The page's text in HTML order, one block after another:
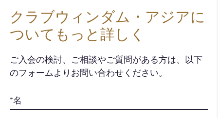
クラブウィンダム・アジアに
ついてもっと詳しく
ご入会の検討、ご相談やご質問がある方は、以下
のフォームよりお問い合わせください。​